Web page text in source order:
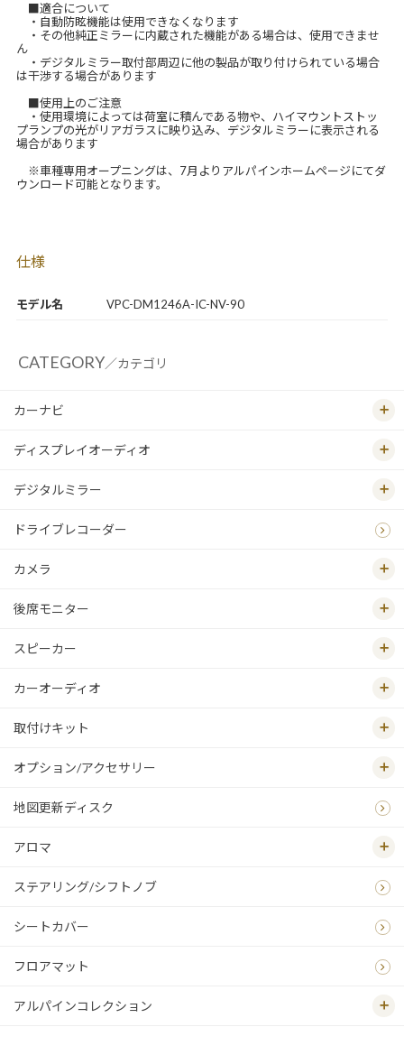
モデル名 VPC-DM1246A-IC-NV-90
■適合について
・自動防眩機能は使用できなくなります
・その他純正ミラーに内蔵された機能がある場合は、使用できませ
ん
・デジタルミラー取付部周辺に他の製品が取り付けられている場合
は干渉する場合があります
■使用上のご注意
・使用環境によっては荷室に積んである物や、ハイマウントストッ
プランプの光がリアガラスに映り込み、デジタルミラーに表示される
場合があります
※車種専用オープニングは、7月よりアルパインホームページにてダ
ウンロード可能となります。
仕様
CATEGORY／カテゴリ
カーナビ
ディスプレイオーディオ
デジタルミラー
ドライブレコーダー
カメラ
後席モニター
スピーカー
カーオーディオ
取付けキット
オプション/アクセサリー
地図更新ディスク
アロマ
ステアリング/シフトノブ
シートカバー
フロアマット
アルパインコレクション